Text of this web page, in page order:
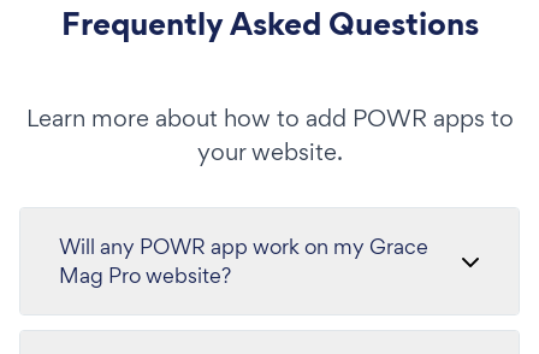
Frequently Asked Questions
Learn more about how to add POWR apps to
your website.
Will any POWR app work on my Grace
Mag Pro website?